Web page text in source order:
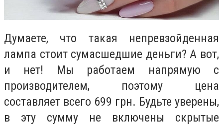
Думаете, что такая непревзойденная
лампа стоит сумасшедшие деньги? А вот,
и нет! Мы работаем напрямую с
производителем, поэтому цена
составляет всего 699 грн. Будьте уверены,
в эту сумму не включены скрытые